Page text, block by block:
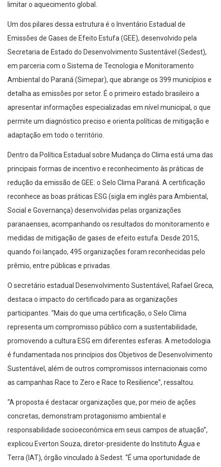
limitar o aquecimento global.
Um dos pilares dessa estrutura é o Inventário Estadual de
Emissões de Gases de Efeito Estufa (GEE), desenvolvido pela
Secretaria de Estado do Desenvolvimento Sustentável (Sedest),
em parceria com o Sistema de Tecnologia e Monitoramento
Ambiental do Paraná (Simepar), que abrange os 399 municípios e
detalha as emissões por setor. É o primeiro estado brasileiro a
apresentar informações especializadas em nível municipal, o que
permite um diagnóstico preciso e orienta políticas de mitigação e
adaptação em todo o território.
Dentro da Política Estadual sobre Mudança do Clima está uma das
principais formas de incentivo e reconhecimento às práticas de
redução da emissão de GEE: o Selo Clima Paraná. A certificação
reconhece as boas práticas ESG (sigla em inglês para Ambiental,
Social e Governança) desenvolvidas pelas organizações
paranaenses, acompanhando os resultados do monitoramento e
medidas de mitigação de gases de efeito estufa. Desde 2015,
quando foi lançado, 495 organizações foram reconhecidas pelo
prêmio, entre públicas e privadas.
O secretário estadual Desenvolvimento Sustentável, Rafael Greca,
destaca o impacto do certificado para as organizações
participantes. “Mais do que uma certificação, o Selo Clima
representa um compromisso público com a sustentabilidade,
promovendo a cultura ESG em diferentes esferas. A metodologia
é fundamentada nos princípios dos Objetivos de Desenvolvimento
Sustentável, além de outros compromissos internacionais como
as campanhas Race to Zero e Race to Resilience”, ressaltou.
“A proposta é destacar organizações que, por meio de ações
concretas, demonstram protagonismo ambiental e
responsabilidade socioeconômica em seus campos de atuação”,
explicou Everton Souza, diretor-presidente do Instituto Água e
Terra (IAT), órgão vinculado à Sedest. “É uma oportunidade de